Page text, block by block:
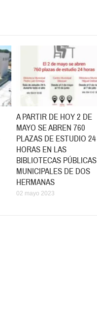
A PARTIR DE HOY 2 DE
MAYO SE ABREN 760
PLAZAS DE ESTUDIO 24
HORAS EN LAS
BIBLIOTECAS PÚBLICAS
MUNICIPALES DE DOS
HERMANAS
02 mayo 2023